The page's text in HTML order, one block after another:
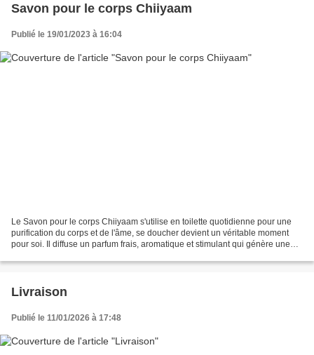
Savon pour le corps Chiiyaam
Publié le 19/01/2023 à 16:04
Le Savon pour le corps Chiiyaam s'utilise en toilette quotidienne pour une
purification du corps et de l'âme, se doucher devient un véritable moment
pour soi. Il diffuse un parfum frais, aromatique et stimulant qui génère une
Livraison
Publié le 11/01/2026 à 17:48